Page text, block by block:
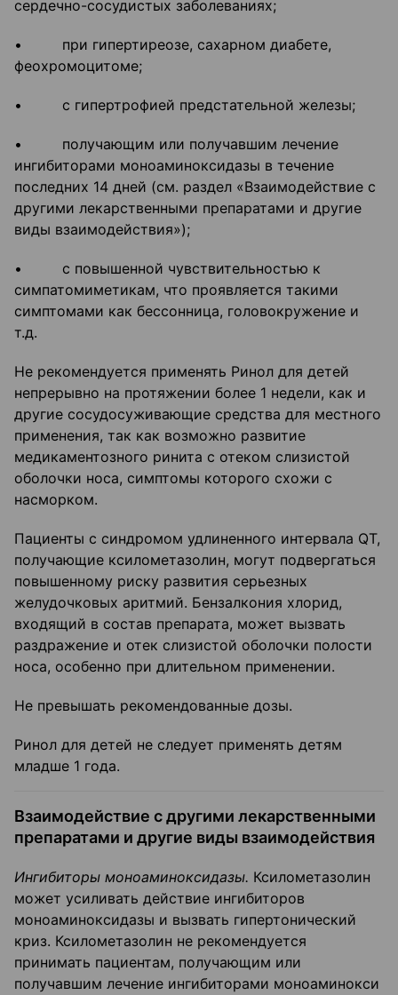
сердечно-сосудистых заболеваниях;
• при гипертиреозе, сахарном диабете,
феохромоцитоме;
• с гипертрофией предстательной железы;
• получающим или получавшим лечение
ингибиторами моноаминоксидазы в течение
последних 14 дней (см. раздел «Взаимодействие с
другими лекарственными препаратами и другие
виды взаимодействия»);
• с повышенной чувствительностью к
симпатомиметикам, что проявляется такими
симптомами как бессонница, головокружение и
т.д.
Не рекомендуется применять Ринол для детей
непрерывно на протяжении более 1 недели, как и
другие сосудосуживающие средства для местного
применения, так как возможно развитие
медикаментозного ринита с отеком слизистой
оболочки носа, симптомы которого схожи с
насморком.
Пациенты с синдромом удлиненного интервала QT,
получающие ксилометазолин, могут подвергаться
повышенному риску развития серьезных
желудочковых аритмий. Бензалкония хлорид,
входящий в состав препарата, может вызвать
раздражение и отек слизистой оболочки полости
носа, особенно при длительном применении.
Не превышать рекомендованные дозы.
Ринол для детей не следует применять детям
младше 1 года.
Взаимодействие с другими лекарственными
препаратами и другие виды взаимодействия
Ингибиторы моноаминоксидазы. Ксилометазолин
может усиливать действие ингибиторов
моноаминоксидазы и вызвать гипертонический
криз. Ксилометазолин не рекомендуется
принимать пациентам, получающим или
получавшим лечение ингибиторами моноаминокси